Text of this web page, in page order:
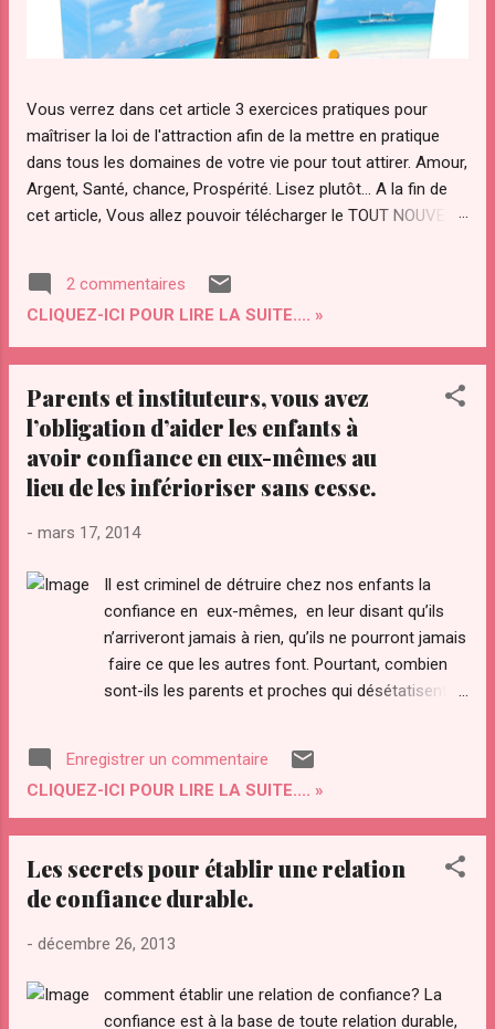
Vous verrez dans cet article 3 exercices pratiques pour
maîtriser la loi de l'attraction afin de la mettre en pratique
dans tous les domaines de votre vie pour tout attirer. Amour,
Argent, Santé, chance, Prospérité. Lisez plutôt... A la fin de
cet article, Vous allez pouvoir télécharger le TOUT NOUVEAU
pouvoir d'attraction afin d'attirer Instantanément TOUT ce
que Vous diésiez dans votre vie. Qu’est ce que "le secret"
de la loi de l’attraction et pourquoi ce regain d’intérêt pour
cette loi ? La loi de l’attraction a de plus en plus d’adeptes.
transmis par les sages à travers les âges. Le secret a été
convoité depuis la nuit des temps par des personnes
éclairées pour maîtriser les lois et le fonctionnement de
l’univers. On l’a ardemment convoité, volé même. Il a été
2 commentaires
CLIQUEZ-ICI POUR LIRE LA SUITE.... »
Parents et instituteurs, vous avez
l’obligation d’aider les enfants à
avoir confiance en eux-mêmes au
lieu de les inférioriser sans cesse.
- mars 17, 2014
Il est criminel de détruire chez nos enfants la
confiance en eux-mêmes, en leur disant qu’ils
n’arriveront jamais à rien, qu’ils ne pourront jamais
faire ce que les autres font. Pourtant, combien
sont-ils les parents et proches qui désétatisent
parents et les instituteurs (principaux auteurs de
ces propos) comprennent peu combien les
jeunes intelligences sont impressionnables
suggestions d’infériorité ou d’incompétence les
troublent et les découragent. La suggestion
n’imaginez
Enregistrer un commentaire
CLIQUEZ-ICI POUR LIRE LA SUITE.... »
Les secrets pour établir une relation
de confiance durable.
- décembre 26, 2013
comment établir une relation de confiance? La
confiance est à la base de toute relation durable,